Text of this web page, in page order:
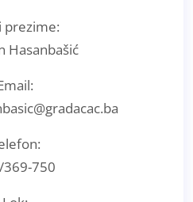
prezime:
Hasanbašić
750